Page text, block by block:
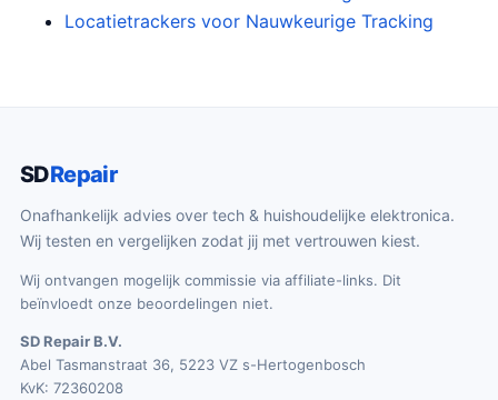
Locatietrackers voor Nauwkeurige Tracking
SDRepair
Onafhankelijk advies over tech & huishoudelijke elektronica.
Wij testen en vergelijken zodat jij met vertrouwen kiest.
Wij ontvangen mogelijk commissie via affiliate-links. Dit
beïnvloedt onze beoordelingen niet.
SD Repair B.V.
Abel Tasmanstraat 36, 5223 VZ s-Hertogenbosch
KvK: 72360208